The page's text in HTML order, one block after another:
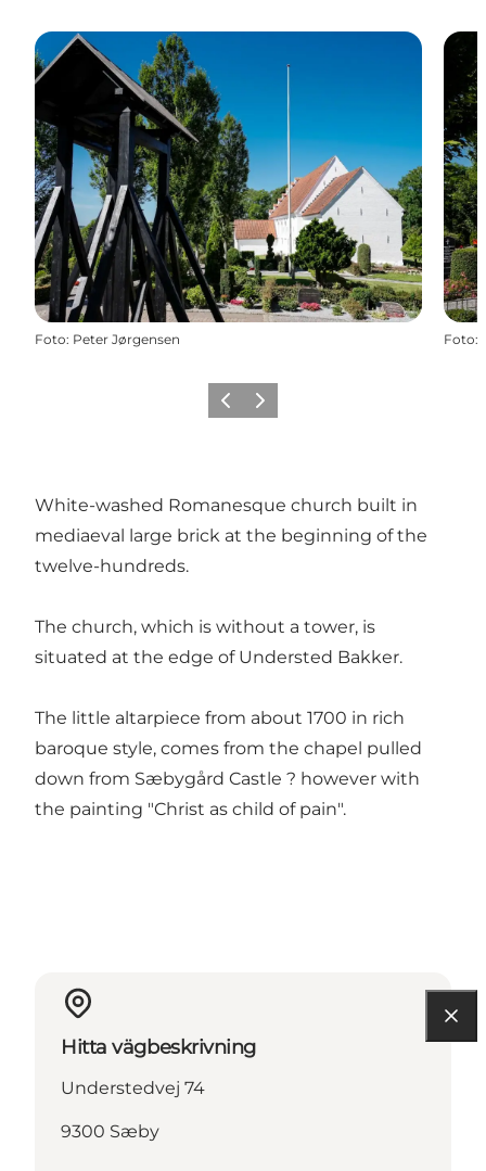
Foto: Peter Jørgensen Foto:
Föregående
Nästa
White-washed Romanesque church built in
mediaeval large brick at the beginning of the
twelve-hundreds.
The church, which is without a tower, is
situated at the edge of Understed Bakker.
The little altarpiece from about 1700 in rich
baroque style, comes from the chapel pulled
down from Sæbygård Castle ? however with
the painting "Christ as child of pain".
Hitta vägbeskrivning
Understedvej 74
9300 Sæby